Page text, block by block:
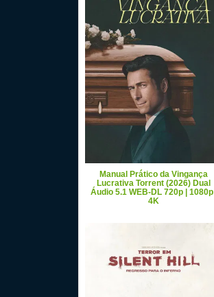
Manual Prático da Vingança
Lucrativa Torrent (2026) Dual
Áudio 5.1 WEB-DL 720p | 1080p |
4K